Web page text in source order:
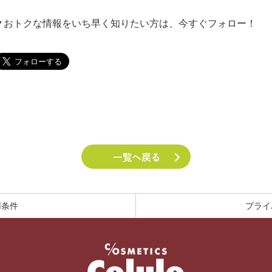
トクな情報をいち早く知りたい方は、今すぐフォロー！
件 プラ